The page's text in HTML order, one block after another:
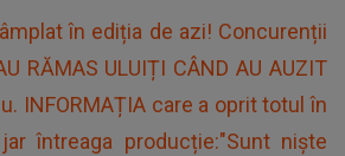
în ediția de azi! Concurenții
RĂMAS ULUIȚI CÂND AU AUZIT
INFORMAȚIA care a oprit totul în
întreaga producție:"Sunt niște